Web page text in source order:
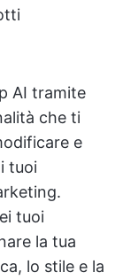
AI tramite
che ti
e
tuoi
tuoi
la tua
lo stile e la